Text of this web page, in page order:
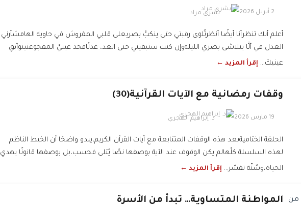
2 أبريل 2026 بشرى مراد
أعلم أنك تنظرأنا أيضًا أنظرتُلوى رقبتي حتى ينكبَّ بصريعلى قلبي المفروش في حاوية الهامشأرني
العدل في ألَّا يتلاشى بصري الليلةوإن كنت ستبقيني حتى الغد، عدلًافخذ عينيَّ المفجوعتينوأبقِ
عينيكَ... إقرأ المزيد ←
وقفات رمضانية مع الآيات القرآنية(30)
19 مارس 2026 د. إبراهيم الهجري
الحلقة الختاميةبعد هذه الوقفات المتتابعة مع آيات القرآن الكريم،يبدو واضحًا أن الخيط الناظم
لهذه السلسلة كلّهالم يكن الوقوف عند الآية بوصفها نصًا يُتلى فحسب،بل بوصفها قانونًا يهدي
الحياة،وسُنّة تفسّر... إقرأ المزيد ←
المواطنة المتساوية… تبدأ من الأسرة